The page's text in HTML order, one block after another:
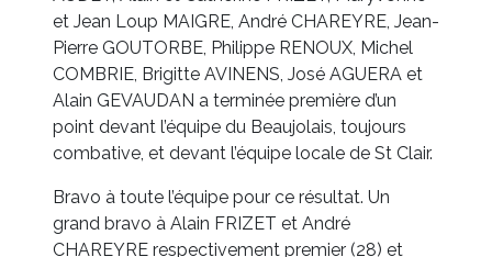
et Jean Loup MAIGRE, André CHAREYRE, Jean-
Pierre GOUTORBE, Philippe RENOUX, Michel
COMBRIE, Brigitte AVINENS, José AGUERA et
Alain GEVAUDAN a terminée première d’un
point devant l’équipe du Beaujolais, toujours
combative, et devant l’équipe locale de St Clair.
Bravo à toute l’équipe pour ce résultat. Un
grand bravo à Alain FRIZET et André
CHAREYRE respectivement premier (28) et